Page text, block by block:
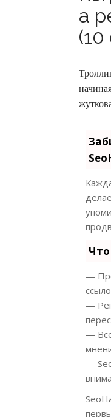
а
(10
—
—
—
—